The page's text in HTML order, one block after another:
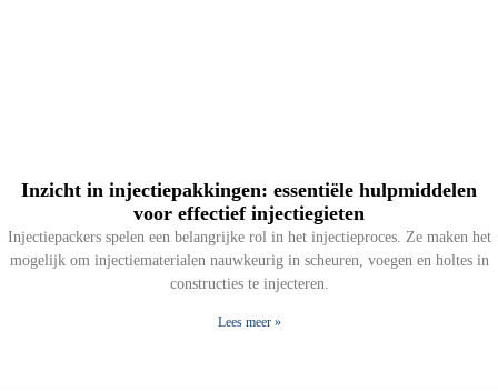
Inzicht in injectiepakkingen: essentiële hulpmiddelen
voor effectief injectiegieten
Injectiepackers spelen een belangrijke rol in het injectieproces. Ze maken het
mogelijk om injectiematerialen nauwkeurig in scheuren, voegen en holtes in
constructies te injecteren.
Lees meer »